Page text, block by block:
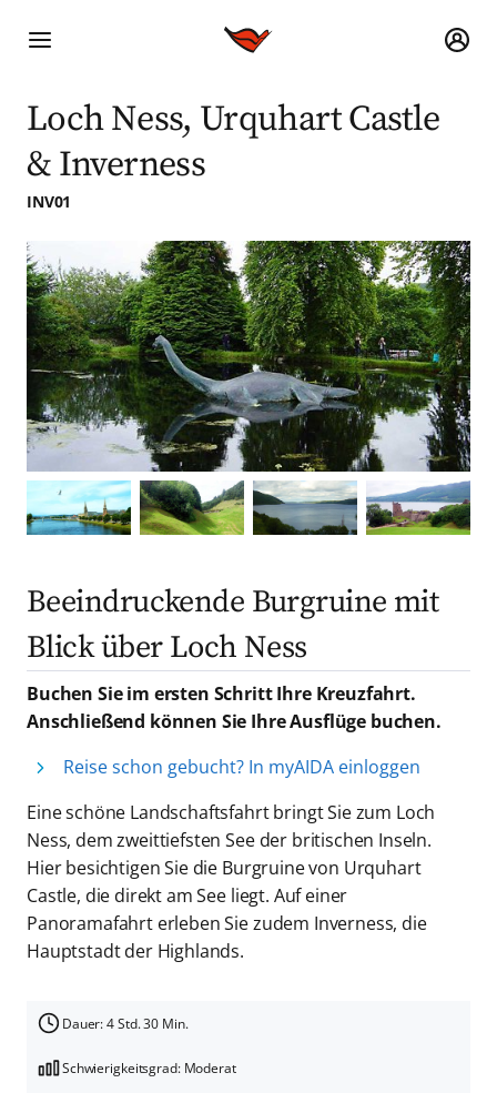
Loch Ness, Urquhart Castle
& Inverness
INV01
Beeindruckende Burgruine mit
Blick über Loch Ness
Buchen Sie im ersten Schritt Ihre Kreuzfahrt.
Anschließend können Sie Ihre Ausflüge buchen.
Reise schon gebucht? In myAIDA einloggen
Eine schöne Landschaftsfahrt bringt Sie zum Loch
Ness, dem zweittiefsten See der britischen Inseln.
Hier besichtigen Sie die Burgruine von Urquhart
Castle, die direkt am See liegt. Auf einer
Panoramafahrt erleben Sie zudem Inverness, die
Hauptstadt der Highlands.
Dauer: 4 Std. 30 Min.
Schwierigkeitsgrad: Moderat